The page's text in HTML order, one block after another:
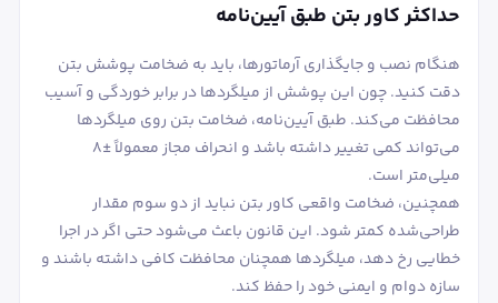
حداکثر کاور بتن طبق آیین‌نامه
هنگام نصب و جایگذاری آرماتورها، باید به ضخامت پوشش بتن
دقت کنید. چون این پوشش از میلگردها در برابر خوردگی و آسیب
محافظت می‌کند. طبق آیین‌نامه، ضخامت بتن روی میلگردها
می‌تواند کمی تغییر داشته باشد و انحراف مجاز معمولاً ±۸
میلی‌متر است.
همچنین، ضخامت واقعی کاور بتن نباید از دو سوم مقدار
طراحی‌شده کمتر شود. این قانون باعث می‌شود حتی اگر در اجرا
خطایی رخ دهد، میلگردها همچنان محافظت کافی داشته باشند و
سازه دوام و ایمنی خود را حفظ کند.